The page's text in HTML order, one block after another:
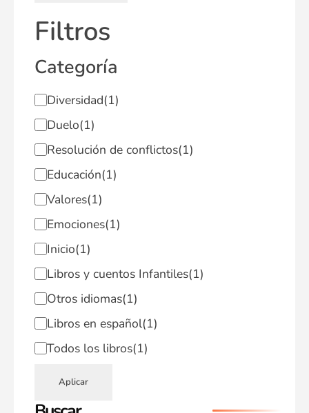
Filtros
Categoría
Diversidad(1)
Duelo(1)
Resolución de conflictos(1)
Educación(1)
Valores(1)
Emociones(1)
Inicio(1)
Libros y cuentos Infantiles(1)
Otros idiomas(1)
Libros en español(1)
Todos los libros(1)
Aplicar